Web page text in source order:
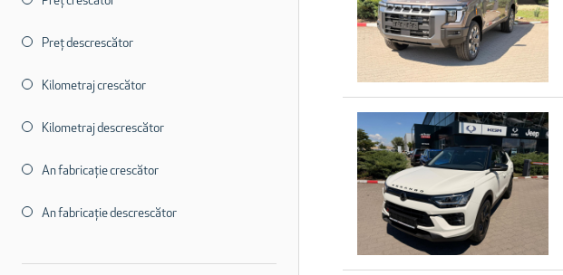
Preț descrescător
Kilometraj crescător
Kilometraj descrescător
An fabricație crescător
An fabricație descrescător